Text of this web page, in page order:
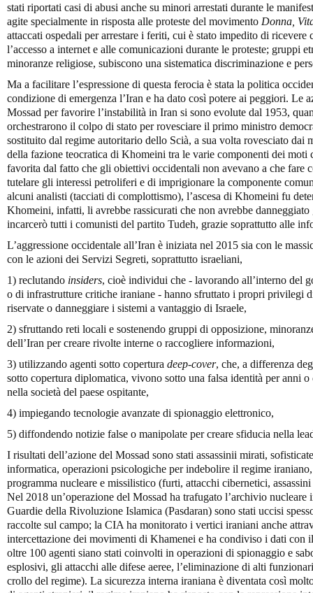
stati riportati casi di abusi anche su minori arrestati durante le
agite specialmente in risposta alle proteste del movimento Donna,
attaccati ospedali per arrestare i feriti, cui è stato impedito di ricevere
l’accesso a internet e alle comunicazioni durante le proteste; gruppi
minoranze religiose, subiscono una sistematica discriminazione e
Ma a facilitare l’espressione di questa ferocia è stata la politica
condizione di emergenza l’Iran e ha dato così potere ai peggiori. Le
Mossad per favorire l’instabilità in Iran si sono evolute dal 1953,
orchestrarono il colpo di stato per rovesciare il primo ministro
sostituito dal regime autoritario dello Scià, a sua volta rovesciato dai
della fazione teocratica di Khomeini tra le varie componenti dei moti
favorita dal fatto che gli obiettivi occidentali non avevano a che fare
tutelare gli interessi petroliferi e di imprigionare la componente
alcuni analisti (tacciati di complottismo), l’ascesa di Khomeini fu
Khomeini, infatti, li avrebbe rassicurati che non avrebbe
incarcerò tutti i comunisti del partito Tudeh, grazie soprattutto alle
L’aggressione occidentale all’Iran è iniziata nel 2015 sia con le
con le azioni dei Servizi Segreti, soprattutto israeliani,
1) reclutando insiders, cioè individui che - lavorando all’interno del
o di infrastrutture critiche iraniane - hanno sfruttato i propri privilegi
riservate o danneggiare i sistemi a vantaggio di Israele,
2) sfruttando reti locali e sostenendo gruppi di opposizione,
dell’Iran per creare rivolte interne o raccogliere informazioni,
3) utilizzando agenti sotto copertura deep-cover, che, a differenza
sotto copertura diplomatica, vivono sotto una falsa identità per anni
nella società del paese ospitante,
4) impiegando tecnologie avanzate di spionaggio elettronico,
5) diffondendo notizie false o manipolate per creare sfiducia nella
I risultati dell’azione del Mossad sono stati assassinii mirati,
informatica, operazioni psicologiche per indebolire il regime
programma nucleare e missilistico (furti, attacchi cibernetici,
Nel 2018 un’operazione del Mossad ha trafugato l’archivio
Guardie della Rivoluzione Islamica (Pasdaran) sono stati uccisi
raccolte sul campo; la CIA ha monitorato i vertici iraniani anche
intercettazione dei movimenti di Khamenei e ha condiviso i dati con
oltre 100 agenti siano stati coinvolti in operazioni di spionaggio e
esplosivi, gli attacchi alle difese aeree, l’eliminazione di alti
crollo del regime). La sicurezza interna iraniana è diventata così